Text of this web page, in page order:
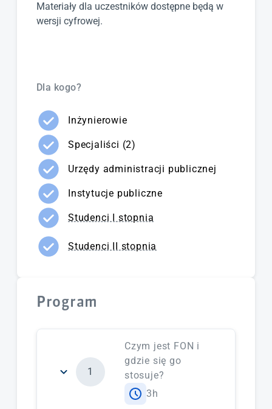
Materiały dla uczestników dostępne będą w
wersji cyfrowej.
Dla kogo?
Inżynierowie
Specjaliści (2)
Urzędy administracji publicznej
Instytucje publiczne
Studenci I stopnia
Studenci II stopnia
Program
1
Czym jest FON i
gdzie się go
stosuje?
3h